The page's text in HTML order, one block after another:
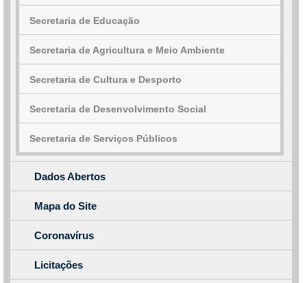
Secretaria de Educação
Secretaria de Agricultura e Meio Ambiente
Secretaria de Cultura e Desporto
Secretaria de Desenvolvimento Social
Secretaria de Serviços Públicos
Dados Abertos
Mapa do Site
Coronavírus
Licitações